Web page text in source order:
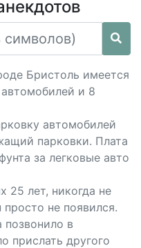
Бристоль имеется
и 8
автомобилей
парковки. Плата
за легковые авто
25 лет, никогда не
не появился.
позвонило в
прислать другого